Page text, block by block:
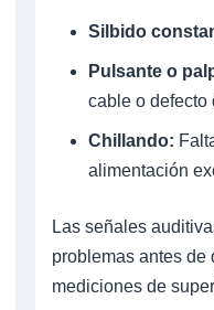
Silbido
Pulsante o
cable o defecto
Chillando:
alimentación
Las señales
problemas antes de
mediciones de